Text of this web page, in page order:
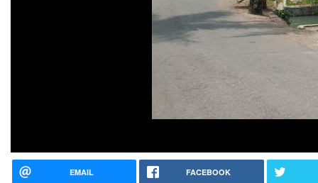
EMAIL FACEBOOK